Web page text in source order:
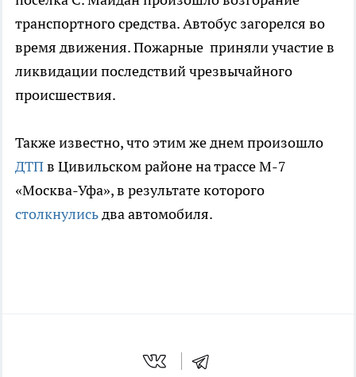
транспортного средства. Автобус загорелся во
время движения. Пожарные приняли участие в
ликвидации последствий чрезвычайного
происшествия.
Также известно, что этим же днем произошло
ДТПв Цивильском районе на трассе М-7
«Москва-Уфа», в результате которого
столкнулисьдва автомобиля.